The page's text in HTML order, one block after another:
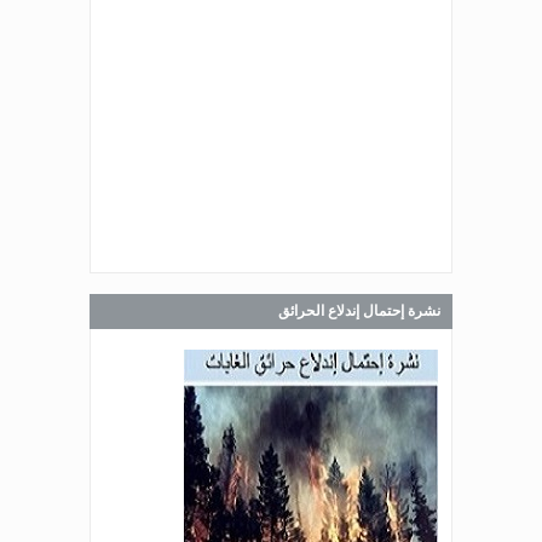
اللبناني البيان الآتي:
Jul 28, 2026
صدر عن دائرة الإعلام والعلاقات العامة
في المديرية العامة للدفاع المدني
اللبناني البيان الآتي:
نشرة إحتمال إندلاع الحرائق